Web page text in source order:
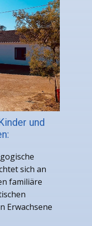
und
sich an
familiäre
Erwachsene